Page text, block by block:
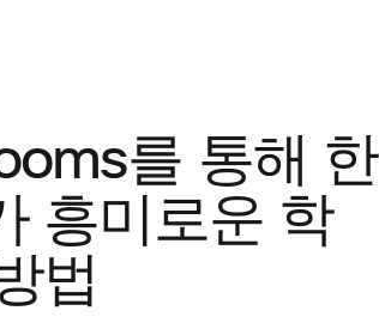
를 통해 한
흥미로운 학
법